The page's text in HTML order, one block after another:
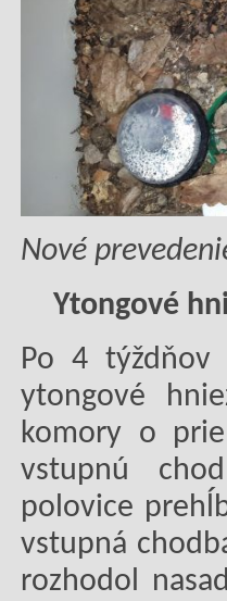
Nové
Ytongové
Po 4 týždňov
ytongové
komory o
vstupnú
polovice
vstupná
rozhodol